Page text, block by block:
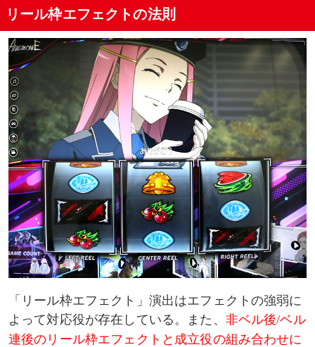
ドミニクカウントダウンのCZ期待度
弱チェリー
CZ「ミッション」中の演出法則
ホワイトルーム中の演出
リール枠エフェクトの法則
「リール枠エフェクト」演出はエフェクトの強弱に
よって対応役が存在している。また、 非ベル後/ベル
連後のリール枠エフェクトと成立役の組み合わせに